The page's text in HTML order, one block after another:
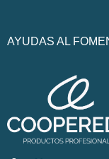
AYUDAS AL